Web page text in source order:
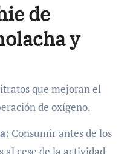
de
y
que mejoran el
de oxígeno.
Consumir antes de los